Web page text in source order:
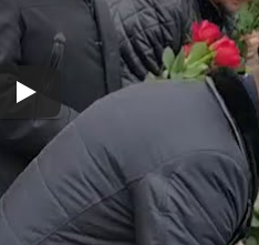
під час бойових дій 15-18
безвісти. Близько 30%